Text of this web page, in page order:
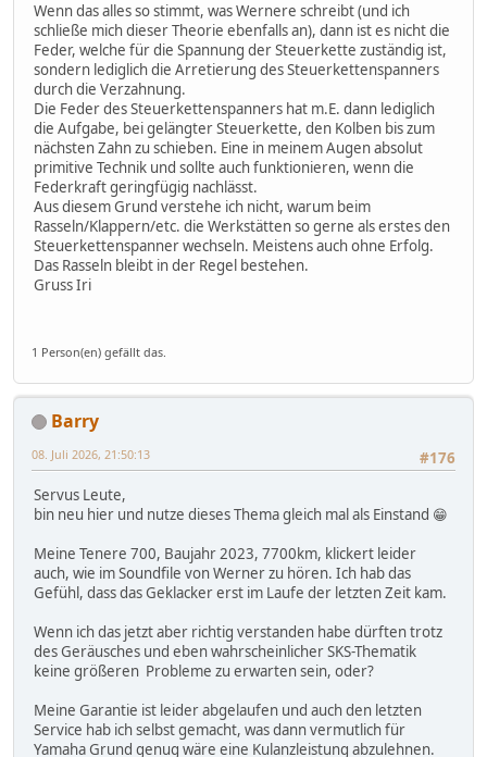
Wenn das alles so stimmt, was Wernere schreibt (und ich
schließe mich dieser Theorie ebenfalls an), dann ist es nicht die
Feder, welche für die Spannung der Steuerkette zuständig ist,
sondern lediglich die Arretierung des Steuerkettenspanners
durch die Verzahnung.
Die Feder des Steuerkettenspanners hat m.E. dann lediglich
die Aufgabe, bei gelängter Steuerkette, den Kolben bis zum
nächsten Zahn zu schieben. Eine in meinem Augen absolut
primitive Technik und sollte auch funktionieren, wenn die
Federkraft geringfügig nachlässt.
Aus diesem Grund verstehe ich nicht, warum beim
Rasseln/Klappern/etc. die Werkstätten so gerne als erstes den
Steuerkettenspanner wechseln. Meistens auch ohne Erfolg.
Das Rasseln bleibt in der Regel bestehen.
Gruss Iri
1 Person(en) gefällt das.
Barry
#176
08. Juli 2026, 21:50:13
Servus Leute,
bin neu hier und nutze dieses Thema gleich mal als Einstand 😁
Meine Tenere 700, Baujahr 2023, 7700km, klickert leider
auch, wie im Soundfile von Werner zu hören. Ich hab das
Gefühl, dass das Geklacker erst im Laufe der letzten Zeit kam.
Wenn ich das jetzt aber richtig verstanden habe dürften trotz
des Geräusches und eben wahrscheinlicher SKS-Thematik
keine größeren Probleme zu erwarten sein, oder?
Meine Garantie ist leider abgelaufen und auch den letzten
Service hab ich selbst gemacht, was dann vermutlich für
Yamaha Grund genug wäre eine Kulanzleistung abzulehnen.